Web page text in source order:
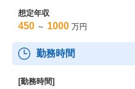
想定年収
450 ～ 1000 万円
勤務時間
[勤務時間]